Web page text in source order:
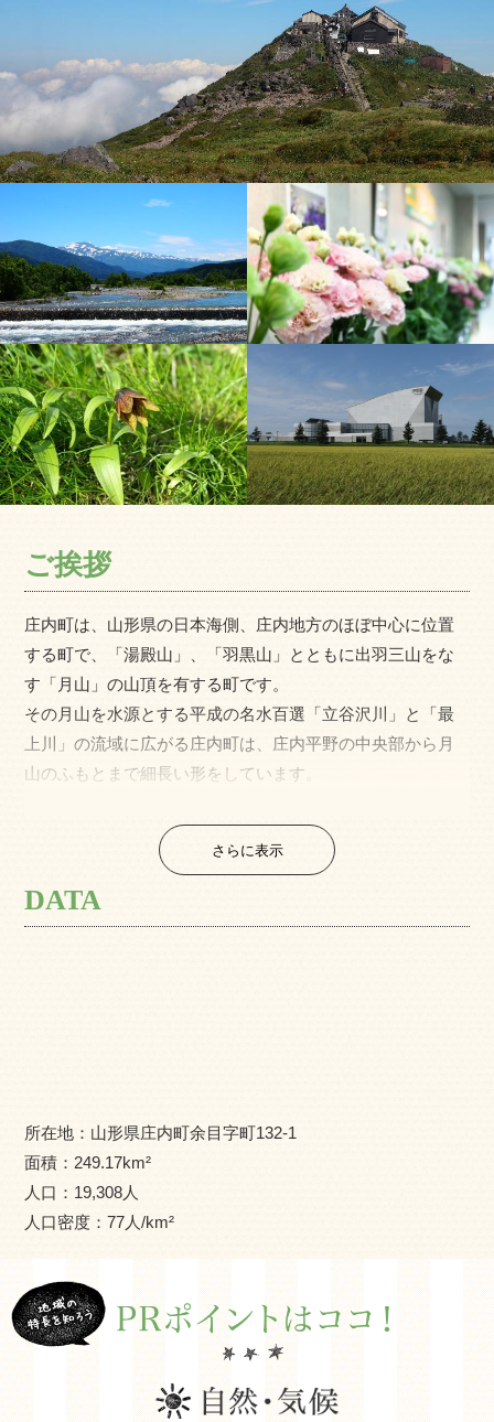
ご挨拶
庄内町は、山形県の日本海側、庄内地方のほぼ中心に位置
する町で、「湯殿山」、「羽黒山」とともに出羽三山をな
す「月山」の山頂を有する町です。
その月山を水源とする平成の名水百選「立谷沢川」と「最
上川」の流域に広がる庄内町は、庄内平野の中央部から月
山のふもとまで細長い形をしています。
米のふる里」です。
庄内町への移住・定住を考えている方はこちらから！
さらに表示
DATA
所在地： 山形県庄内町余目字町132-1
面積： 249.17km²
人口： 19,308人
人口密度：77人/km²